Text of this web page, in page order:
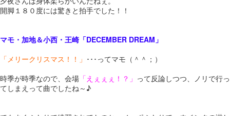
開脚１８０度には驚きと拍手でした！！
マモ・加地＆小西・王崎「DECEMBER DREAM」
「メリークリスマス！！」 ･･･ってマモ（＾＾；）
時季が時季なので、会場 「えぇぇぇ！？」 って反論しつつ、ノリで行っ
てしまえって曲でしたね～♪